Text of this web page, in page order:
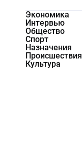
Экономика
Интервью
Общество
Спорт
Назначения
Происшествия
Культура